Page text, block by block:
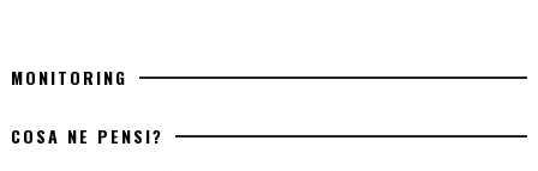
MONITORING
COSA NE PENSI?